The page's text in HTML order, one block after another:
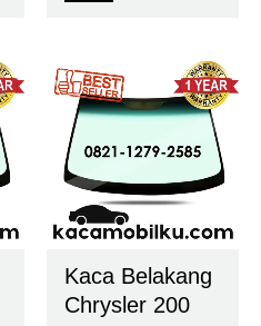
Kaca Belakang
Chrysler 200